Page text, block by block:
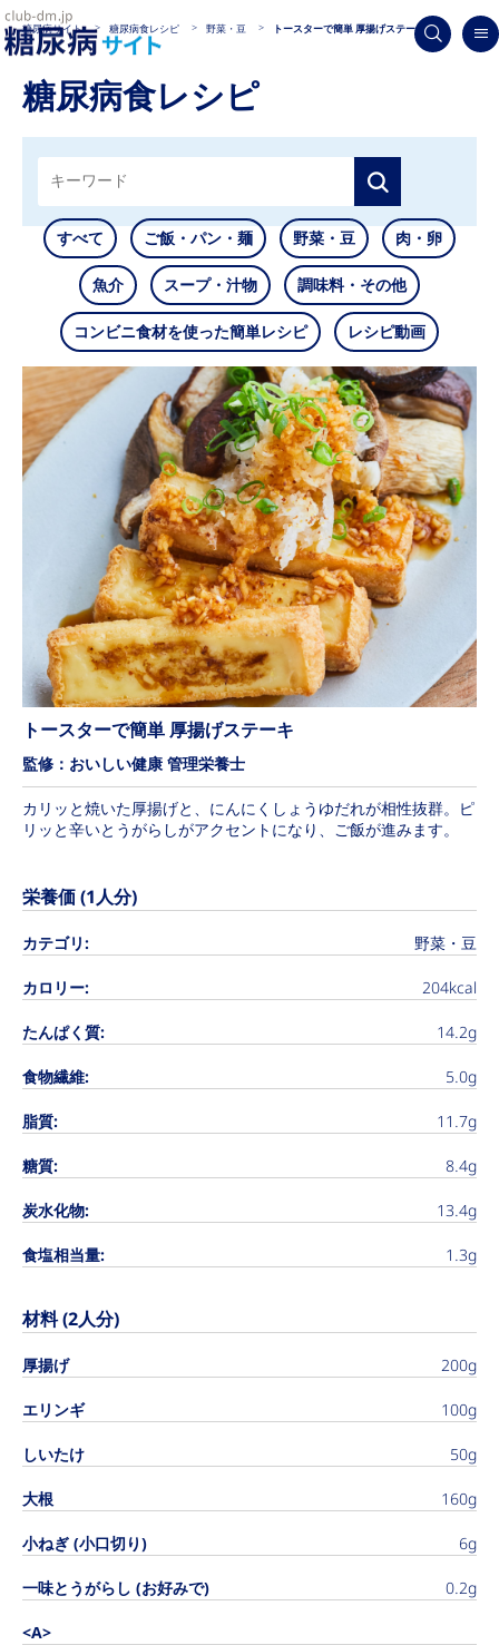
糖尿病サイト 糖尿病食レシピ 野菜・豆 トースターで簡単 厚揚げステーキ
糖尿病食レシピ
すべて ご飯・パン・麺 野菜・豆 肉・卵
魚介 スープ・汁物 調味料・その他
コンビニ食材を使った簡単レシピ レシピ動画
トースターで簡単 厚揚げステーキ
監修：おいしい健康 管理栄養士
カリッと焼いた厚揚げと、にんにくしょうゆだれが相性抜群。ピ
リッと辛いとうがらしがアクセントになり、ご飯が進みます。
栄養価 (1人分)
カテゴリ:
野菜・豆
カロリー:
204kcal
たんぱく質:
14.2g
食物繊維:
5.0g
脂質:
11.7g
糖質:
8.4g
炭水化物:
13.4g
食塩相当量:
1.3g
材料 (2人分)
厚揚げ
200g
エリンギ
100g
しいたけ
50g
大根
160g
小ねぎ (小口切り)
6g
一味とうがらし (お好みで)
0.2g
<A>